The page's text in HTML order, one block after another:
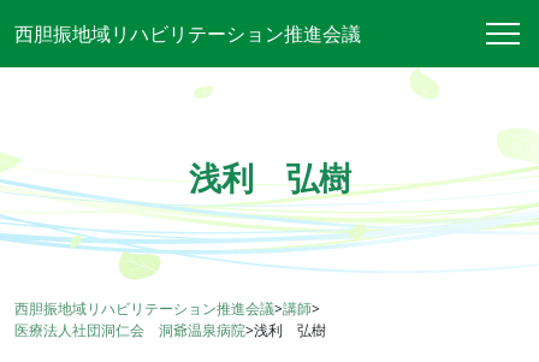
西胆振地域リハビリテーション推進会議
浅利 弘樹
西胆振地域リハビリテーション推進会議>講師>
医療法人社団洞仁会 洞爺温泉病院>浅利 弘樹